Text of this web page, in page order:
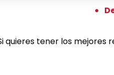
quieres tener los mejores